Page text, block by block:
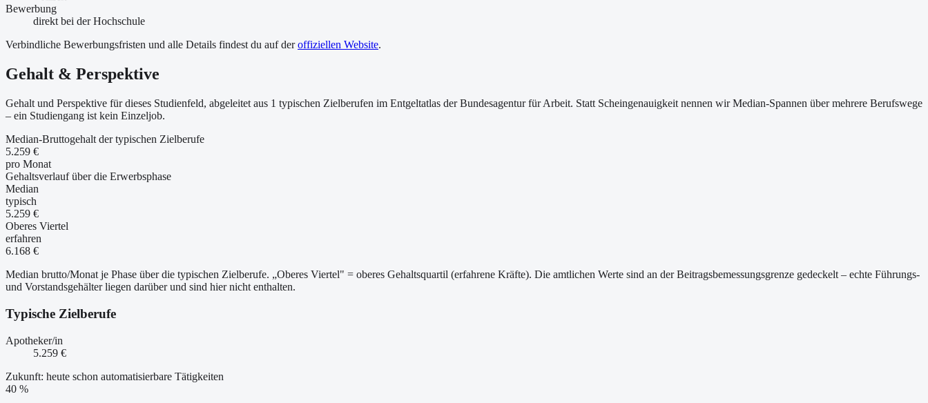
Bewerbung
direkt bei der Hochschule
Verbindliche Bewerbungsfristen und alle Details findest du auf der offiziellen Website.
Gehalt & Perspektive
Gehalt und Perspektive für dieses Studienfeld, abgeleitet aus 1 typischen Zielberufen im Entgeltatlas der Bundesagentur für Arbeit. Statt Scheingenauigkeit nennen wir Median-Spannen über mehrere Berufswege
– ein Studiengang ist kein Einzeljob.
Median-Bruttogehalt der typischen Zielberufe
5.259 €
pro Monat
Gehaltsverlauf über die Erwerbsphase
Median
typisch
5.259 €
Oberes Viertel
erfahren
6.168 €
Median brutto/Monat je Phase über die typischen Zielberufe. „Oberes Viertel" = oberes Gehaltsquartil (erfahrene Kräfte). Die amtlichen Werte sind an der Beitragsbemessungsgrenze gedeckelt – echte Führungs-
und Vorstandsgehälter liegen darüber und sind hier nicht enthalten.
Typische Zielberufe
Apotheker/in
5.259 €
Zukunft: heute schon automatisierbare Tätigkeiten
40 %